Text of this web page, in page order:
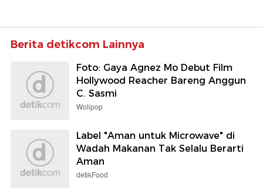
Berita detikcom Lainnya
Foto: Gaya Agnez Mo Debut Film
Hollywood Reacher Bareng Anggun
C. Sasmi
Wolipop
Label "Aman untuk Microwave" di
Wadah Makanan Tak Selalu Berarti
Aman
detikFood